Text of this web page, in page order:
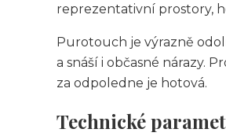
reprezentativní prostory,
Purotouch je výrazně
a snáší i občasné nárazy.
za odpoledne je hotová.
Technické